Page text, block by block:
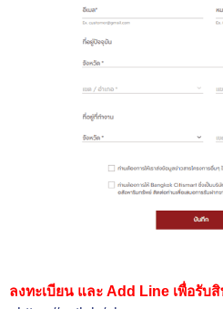
ลงทะเบียน และ Add Line เพื่อรับ